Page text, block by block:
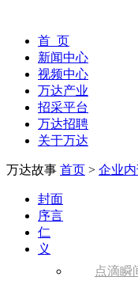
首 页
新闻中心
视频中心
万达产业
招采平台
万达招聘
关于万达
万达故事 首页 > 企业内
封面
序言
仁
义
点滴瞬